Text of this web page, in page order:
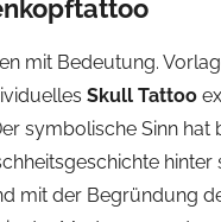
mit Bedeutung.
Skull Tattoo
symbolische Sinn hat
hinter
mit der Begründung